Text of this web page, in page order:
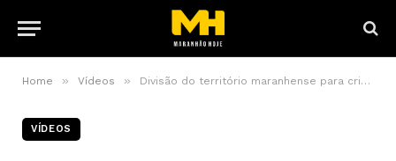
Home » Vídeos » Divisão do território maranhense para criação de dois estados saiu da agenda política e deputado Márcio Honaiser explica por quê
VÍDEOS